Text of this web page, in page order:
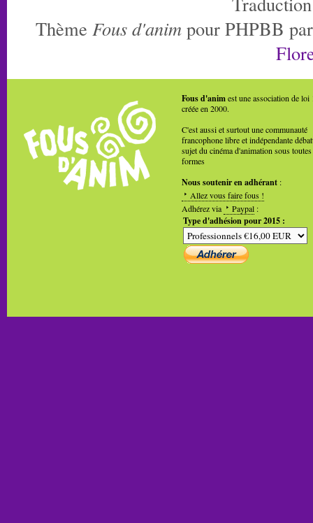
Thème Fous d'anim pour PHPBB
Fous d'animest une association de loi
créée en 2000.
C'est aussi et surtout une communauté
francophone libre et indépendante
sujet du cinéma d'animation sous toutes
formes
Nous soutenir en adhérant :
Allez vous faire fous !
Adhérez via
Paypal :
Type d'adhésion pour 2015 :